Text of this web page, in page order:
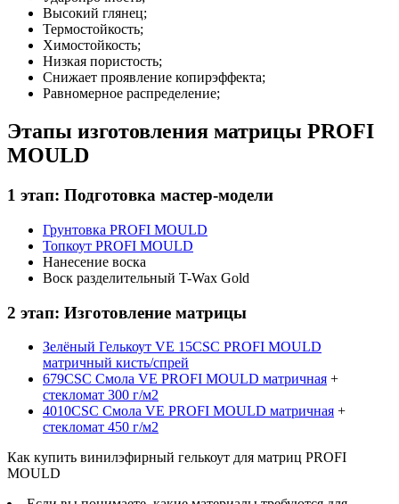
Высокий глянец;
Термостойкость;
Химостойкость;
Низкая пористость;
Снижает проявление копирэффекта;
Равномерное распределение;
Этапы изготовления матрицы PROFI
MOULD
1 этап: Подготовка мастер-модели
Грунтовка PROFI MOULD
Топкоут PROFI MOULD
Нанесение воска
Воск разделительный T-Wax Gold
2 этап: Изготовление матрицы
Зелёный Гелькоут VE 15CSC PROFI MOULD
матричный кисть/спрей
679CSC Смола VE PROFI MOULD матричная +
стекломат 300 г/м2
4010CSC Смола VE PROFI MOULD матричная +
стекломат 450 г/м2
Как купить винилэфирный гелькоут для матриц PROFI
MOULD